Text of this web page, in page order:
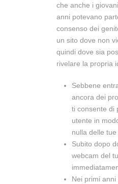
che anche i
anni potevano
consenso dei
un sito dove non
quindi dove sia
rivelare la propria
Sebbene
ancora dei
ti consente di
utente in
nulla delle
Subito dopo
webcam del
Nei primi